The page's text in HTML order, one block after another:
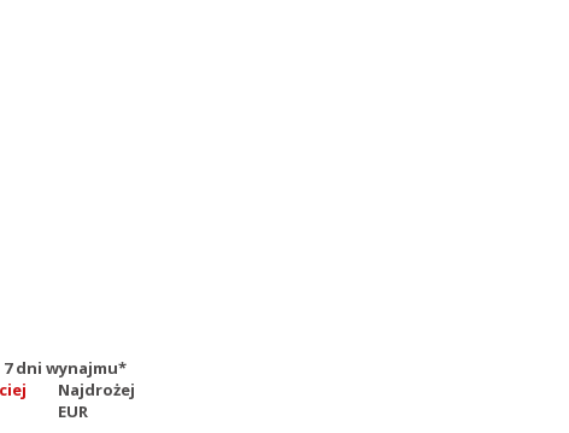
7 dni wynajmu*
Najdrożej
EUR